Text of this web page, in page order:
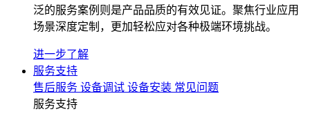
泛的服务案例则是产品品质的有效见证。聚焦行业应用
场景深度定制，更加轻松应对各种极端环境挑战。
进一步了解
服务支持
售后服务 设备调试 设备安装 常见问题
服务支持